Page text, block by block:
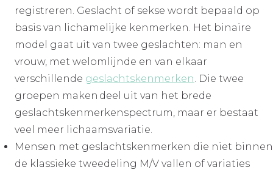
registreren. Geslacht of sekse wordt bepaald op
basis van lichamelijke kenmerken. Het binaire
model gaat uit van twee geslachten: man en
vrouw, met welomlijnde en van elkaar
verschillende geslachtskenmerken. Die twee
groepen maken deel uit van het brede
geslachtskenmerkenspectrum, maar er bestaat
veel meer lichaamsvariatie.
Mensen met geslachtskenmerken die niet binnen
de klassieke tweedeling M/V vallen of variaties